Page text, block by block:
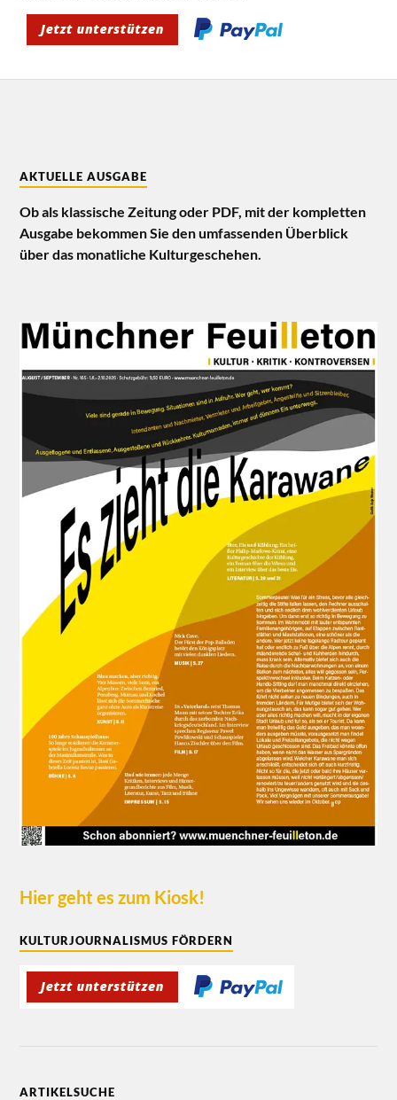
AKTUELLE AUSGABE
Ob als klassische Zeitung oder PDF, mit der kompletten
Ausgabe bekommen Sie den umfassenden Überblick
über das monatliche Kulturgeschehen.
Hier geht es zum Kiosk!
KULTURJOURNALISMUS FÖRDERN
ARTIKELSUCHE